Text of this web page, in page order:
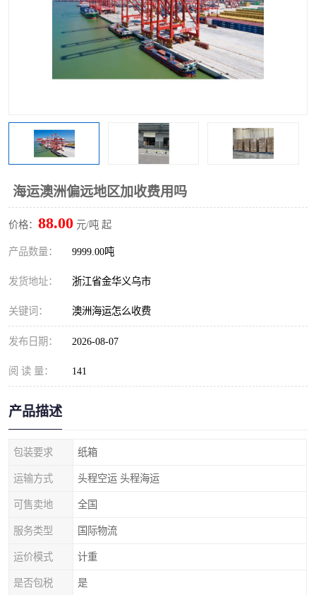
海运澳洲偏远地区加收费用吗
价格： 88.00 元/吨 起
产品数量： 9999.00吨
发货地址： 浙江省金华义乌市
关键词： 澳洲海运怎么收费
发布日期： 2026-08-07
阅 读 量： 141
产品描述
包装要求 纸箱
运输方式 头程空运 头程海运
可售卖地 全国
服务类型 国际物流
运价模式 计重
是否包税 是